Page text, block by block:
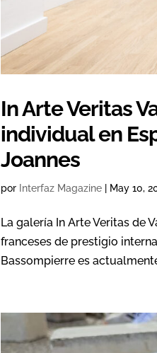
In Arte Veritas
individual en
Joannes
por Interfaz Magazine | May 10,
La galería In Arte Veritas de
franceses de prestigio
Bassompierre es